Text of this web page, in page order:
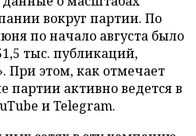
вокруг партии. По
по начало августа было
тыс. публикаций,
При этом, как отмечает
активно ведется в
и Telegram.